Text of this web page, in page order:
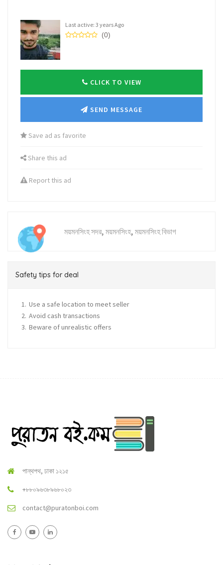
Last active: 3 years Ago
(0)
CLICK TO VIEW
SEND MESSAGE
Save ad as favorite
Share this ad
Report this ad
ময়মনসিংহ সদর, ময়মনসিংহ, ময়মনসিংহ বিভাগ
Safety tips for deal
Use a safe location to meet seller
Avoid cash transactions
Beware of unrealistic offers
পান্থপথ, ঢাকা ১২১৫
+৮৮০৯৬৩৮৯৬৮০২৩
contact@puratonboi.com